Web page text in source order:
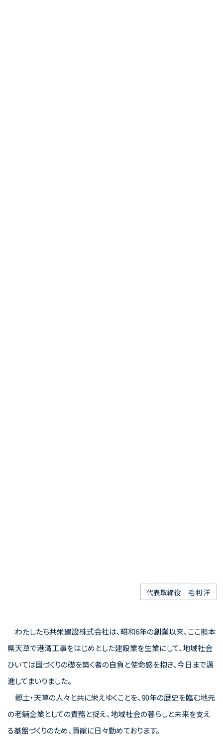
代表取締役 毛利 洋
わたしたち共栄建設株式会社は、昭和6年の創業以来、ここ熊本
県天草で港湾工事をはじめとした建設業を生業にして、地域社会
ひいては国づくりの礎を築く者の自負と使命感を抱き、今日まで邁
進してまいりました。
郷土・天草の人々と共に栄えゆくことを、90年の歴史を臨む地元
の老舗企業としての責務と捉え、地域社会の暮らしと未来を支え
る基盤づくりのため、貢献に日々勤めております。